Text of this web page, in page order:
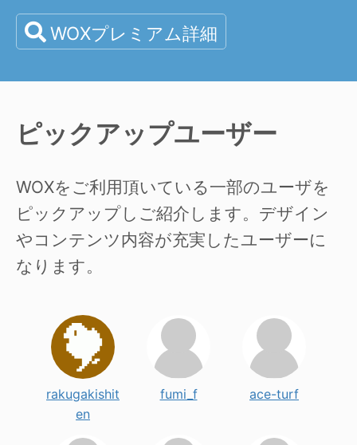
WOXプレミアム詳細
ピックアップユーザー
WOXをご利用頂いている一部のユーザを
ピックアップしご紹介します。デザイン
やコンテンツ内容が充実したユーザーに
なります。
rakugakishit
en
fumi_f ace-turf